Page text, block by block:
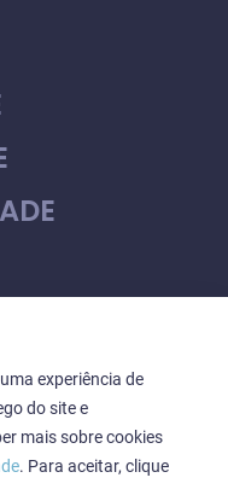
reservados
experiência de
do site e
mais sobre cookies
. Para aceitar, clique